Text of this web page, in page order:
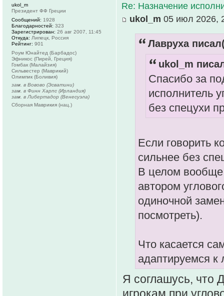
Re: Назначение
ukol_m 05 июл 2026,
Лавруха
ukol_m
Спасибо за
исполнитель
без спецухи
Если говорить
сильнее без
В целом вообще
автором
одиночной
посмотреть).
Что касается
адаптируемся
Я соглашусь, что
ukol_m
Президент ФФ Греции
Сообщений: 1928
Благодарностей: 323
Зарегистрирован: 26 авг 2007, 11:45
Откуда: Липецк, Россия
Рейтинг: 901
Роум Юнайтед (Барбадос)
Эфникос (Пирей, Греция)
Гомбак (Малайзия)
Сильвестер (Маврикий)
Олимпик (Боливия)
зам. в Вовово (Эсватини)
зам. в Финн Харпс (Ирландия)
зам. в Либертадор (Венесуэла)
Сборная Маврикия (нац.)